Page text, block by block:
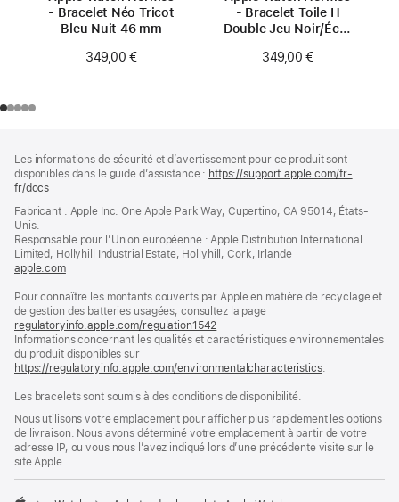
- Bracelet Néo Tricot
Bleu Nuit 46 mm
349,00 €
- Bracelet Toile H
Double Jeu Noir/Écru
349,00 €
de
page
de
bas
page
Les informations de sécurité et d’avertissement pour ce produit sont
disponibles dans le guide d’assistance : https://support.apple.com/fr-
fr/docs
une
fenêtre)
Fabricant : Apple Inc. One Apple Park Way, Cupertino, CA 95014, États-
Unis.
Responsable pour l’Union européenne : Apple Distribution International
Limited, Hollyhill Industrial Estate, Hollyhill, Cork, Irlande
apple.com(s’ouvre
une
nouvelle
fenêtre)
Pour connaître les montants couverts par Apple en matière de recyclage et
de gestion des batteries usagées, consultez la page
regulatoryinfo.apple.com/regulation1542
dans
nouvelle
Informations concernant les qualités et caractéristiques environnementales
du produit disponibles sur
https://regulatoryinfo.apple.com/environmentalcharacteristics.
Les bracelets sont soumis à des conditions de disponibilité.
Nous utilisons votre emplacement pour afficher plus rapidement les options
de livraison. Nous avons déterminé votre emplacement à partir de votre
adresse IP, ou vous nous l’avez indiqué lors d’une précédente visite sur le
site Apple.